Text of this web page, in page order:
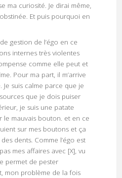
ma curiosité. Je dirai même,
Et puis pourquoi en
gestion de l’égo en ce
internes très violentes
comme elle peut et
Pour ma part, il m’arrive
Je suis calme parce que je
que je dois puiser
je suis une patate
le mauvais bouton. et en ce
sur mes boutons et ça
dents. Comme l’égo est
mes affaires avec [X], vu
permet de pester
mon problème de la fois